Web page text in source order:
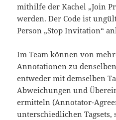
mithilfe der Kachel „Join
werden. Der Code ist
Person „Stop Invitation“
Im Team können von
Annotationen zu
entweder mit demselben
Abweichungen und
ermitteln (Annotator-
unterschiedlichen